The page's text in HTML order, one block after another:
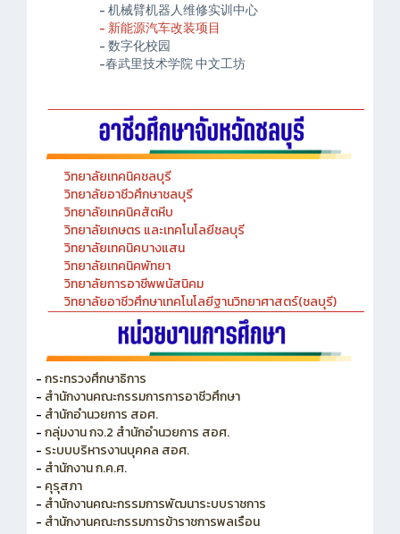
- 机械臂机器人维修实训中心
- 新能源汽车改装项目
- 数字化校园
-春武里技术学院 中文工坊
วิทยาลัยเทคนิคชลบุรี
วิทยาลัยอาชีวศึกษาชลบุรี
วิทยาลัยเทคนิคสัตหีบ
วิทยาลัยเกษตร และเทคโนโลยีชลบุรี
วิทยาลัยเทคนิคบางแสน
วิทยาลัยเทคนิคพัทยา
วิทยาลัยการอาชีพพนัสนิคม
วิทยาลัยอาชีวศึกษาเทคโนโลยีฐานวิทยาศาสตร์(ชลบุรี)
-กระทรวงศึกษาธิการ
- สำนักงานคณะกรรมการการอาชีวศึกษา
- สำนักอำนวยการ สอศ.
-กลุ่มงาน กจ.2 สำนักอำนวยการ สอศ.
- ระบบบริหารงานบุคคล สอศ.
- สำนักงาน ก.ค.ศ.
- คุรุสภา
- สำนักงานคณะกรรมการพัฒนาระบบราชการ
- สำนักงานคณะกรรมการข้าราชการพลเรือน